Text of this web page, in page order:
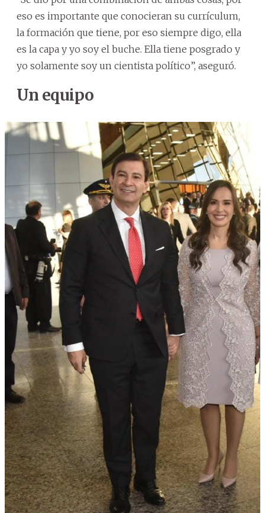
eso es importante que conocieran su currículum,
la formación que tiene, por eso siempre digo, ella
es la capa y yo soy el buche. Ella tiene posgrado y
yo solamente soy un cientista político”, aseguró.
Un equipo